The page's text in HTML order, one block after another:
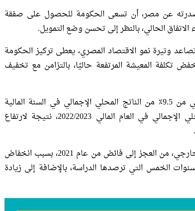
عن مصر، أن تسعى الحكومة للحصول على صفقة
الحالي، بالنظر إلى تحسن وضع التمويل.
وتيرة نمو الاقتصاد المصري، يعطى تركيز الحكومة
تكلفة المعيشة المرتفعة حاليًا، بالتزامن مع تخفيف
وتنبأت الإيكونوميست بأن يتقلص العجز المالي من 9.5٪ من الناتج المحلي الإجمالي في السنة المالية
2017/18 (يوليو-يونيو) إلى 6٪ من الناتج المحلي الإجمالي في العام المالي 2022/2023، نتيجة لارتفاع
وتوقعت أن ينتقل الحساب الجاري مع العالم الخارجي، من العجز إلى فائض من عام 2021، بسبب انخفاض
الخمس التي ترصدها الدراسة، بالإضافة إلى زيادة